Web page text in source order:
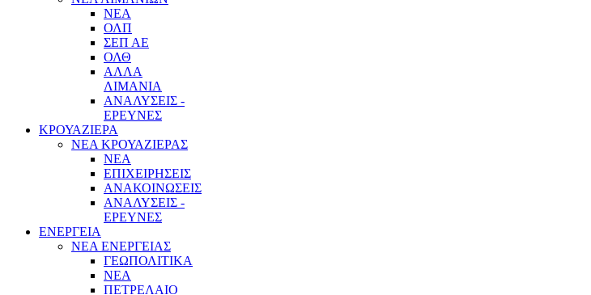
ΝΕΑ
ΟΛΠ
ΣΕΠ ΑΕ
ΟΛΘ
ΑΛΛΑ
ΛΙΜΑΝΙΑ
ΑΝΑΛΥΣΕΙΣ -
ΕΡΕΥΝΕΣ
ΚΡΟΥΑΖΙΕΡΑ
ΝΕΑ ΚΡΟΥΑΖΙΕΡΑΣ
NEA
ΕΠΙΧΕΙΡΗΣΕΙΣ
ΑΝΑΚΟΙΝΩΣΕΙΣ
ΑΝΑΛΥΣΕΙΣ -
ΕΡΕΥΝΕΣ
ΕΝΕΡΓΕΙΑ
ΝΕΑ ΕΝΕΡΓΕΙΑΣ
ΓΕΩΠΟΛΙΤΙΚΑ
ΝΕΑ
ΠΕΤΡΕΛΑΙΟ